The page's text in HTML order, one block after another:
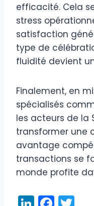
efficacité. Cela
stress
satisfaction
type de
fluidité devient
Finalement, en
spécialisés
les acteurs de la
transformer une
avantage
transactions se
monde profite